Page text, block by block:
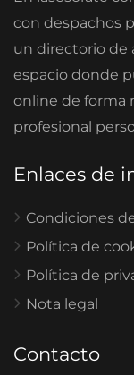
con despachos
un directorio de
espacio donde
online de forma
profesional
Enlaces de
Condiciones
Política de
Política de
Nota legal
Contacto